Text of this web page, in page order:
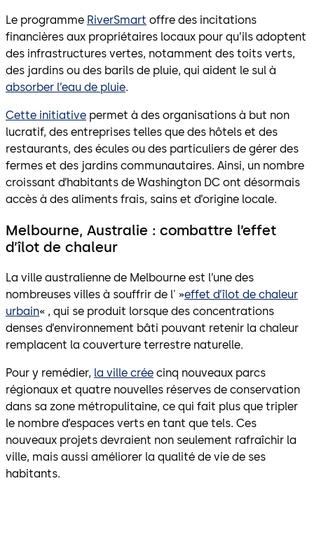
Le programme RiverSmart offre des incitations
financières aux propriétaires locaux pour qu’ils adoptent
des infrastructures vertes, notamment des toits verts,
des jardins ou des barils de pluie, qui aident le sul à
absorber l’eau de pluie.
Cette initiative permet à des organisations à but non
lucratif, des entreprises telles que des hôtels et des
restaurants, des écules ou des particuliers de gérer des
fermes et des jardins communautaires. Ainsi, un nombre
croissant d’habitants de Washington DC ont désormais
accès à des aliments frais, sains et d’origine locale.
Melbourne, Australie : combattre l’effet
d’îlot de chaleur
La ville australienne de Melbourne est l’une des
nombreuses villes à souffrir de l' »effet d’îlot de chaleur
urbain« , qui se produit lorsque des concentrations
denses d’environnement bâti pouvant retenir la chaleur
remplacent la couverture terrestre naturelle.
Pour y remédier, la ville crée cinq nouveaux parcs
régionaux et quatre nouvelles réserves de conservation
dans sa zone métropulitaine, ce qui fait plus que tripler
le nombre d’espaces verts en tant que tels. Ces
nouveaux projets devraient non seulement rafraîchir la
ville, mais aussi améliorer la qualité de vie de ses
habitants.